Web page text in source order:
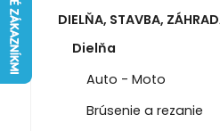
DIELŇA, STAVBA,
Dielňa
Auto - Moto
Brúsenie a rezanie